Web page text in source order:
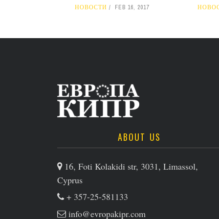
НОВОСТИ FEB 16, 2017
ABOUT US
16, Foti Kolakidi str, 3031, Limassol,
Cyprus
+ 357-25-581133
info@evropakipr.com